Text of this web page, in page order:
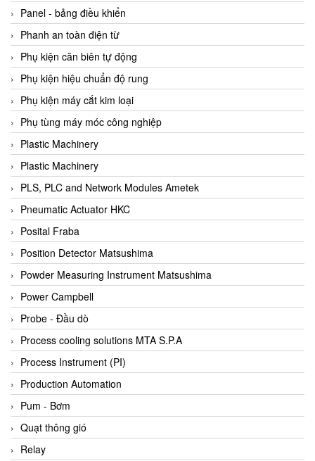
BEKO
Belimo
Benetech Vietnam
Bently Nevada
Bentone Vietnam
Bernstein Vietnam
Berthold
Bestech
Bestech
BETA
Bifold
Bihl+wiedemann
Bihl+wiedemann
Bilz
Binder Connector
Biotech
BirdX Vietnam
BK Vibro
Black Box
BlackBox Vietnam
BLAGDON PUMP
Panel - bảng điều khiển
Phanh an toàn điện từ
Phụ kiện căn biên tự động
Phụ kiện hiệu chuẩn độ rung
Phụ kiện máy cắt kim loại
Phụ tùng máy móc công nghiệp
Plastic Machinery
Plastic Machinery
PLS, PLC and Network Modules Ametek
Pneumatic Actuator HKC
Posital Fraba
Position Detector Matsushima
Powder Measuring Instrument Matsushima
Power Campbell
Probe - Đầu dò
Process cooling solutions MTA S.P.A
Process Instrument (PI)
Production Automation
Pum - Bơm
Quạt thông gió
Relay